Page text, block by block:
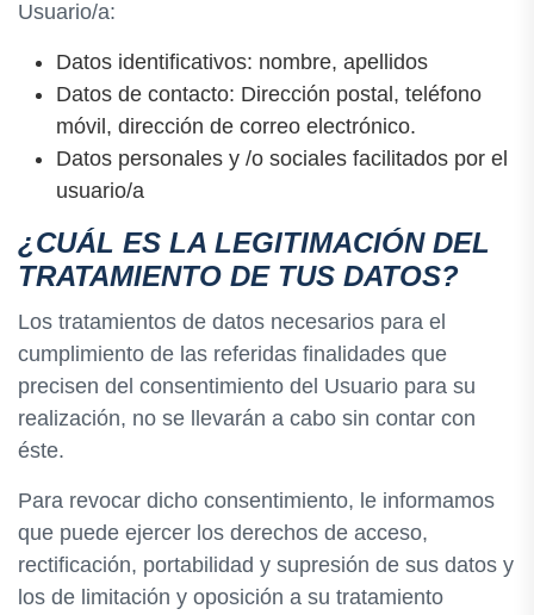
Usuario/a:
Datos identificativos: nombre, apellidos
Datos de contacto: Dirección postal, teléfono
móvil, dirección de correo electrónico.
Datos personales y /o sociales facilitados por el
usuario/a
¿CUÁL ES LA LEGITIMACIÓN DEL
TRATAMIENTO DE TUS DATOS?
Los tratamientos de datos necesarios para el
cumplimiento de las referidas finalidades que
precisen del consentimiento del Usuario para su
realización, no se llevarán a cabo sin contar con
éste.
Para revocar dicho consentimiento, le informamos
que puede ejercer los derechos de acceso,
rectificación, portabilidad y supresión de sus datos y
los de limitación y oposición a su tratamiento